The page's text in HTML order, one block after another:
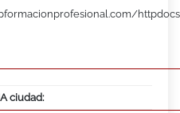
ciudad: